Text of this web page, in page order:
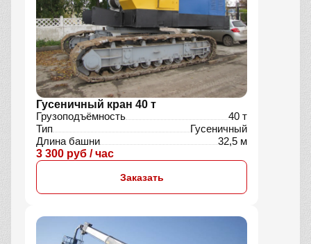
Гусеничный кран 40 т
Грузоподъёмность
40 т
Тип
Гусеничный
Длина башни
32,5 м
3 300 руб / час
Заказать